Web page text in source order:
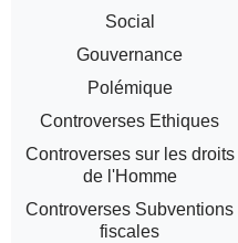
Social
Gouvernance
Polémique
Controverses Ethiques
Controverses sur les droits
de l'Homme
Controverses Subventions
fiscales